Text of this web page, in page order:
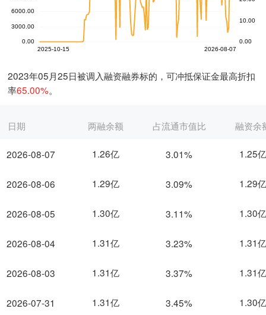
2023年05月25日被调入融资融券标的，可冲抵保证金最高折扣
率65.00%。
日期
2026-08-07
2026-08-06
2026-08-05
2026-08-04
2026-08-03
2026-07-31
两融余额 占流通市值比 融资余
1.26亿 3.01% 1.25亿
1.29亿 3.09% 1.29亿
1.30亿 3.11% 1.30亿
1.31亿 3.23% 1.31亿
1.31亿 3.37% 1.31亿
1.31亿 3.45% 1.30亿